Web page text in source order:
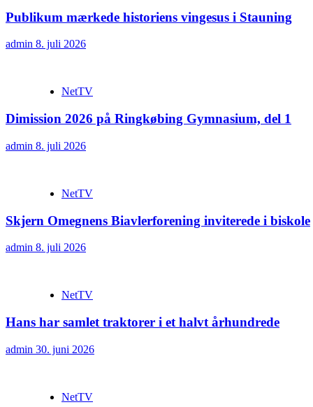
Publikum mærkede historiens vingesus i Stauning
admin 8. juli 2026
NetTV
Dimission 2026 på Ringkøbing Gymnasium, del 1
admin 8. juli 2026
NetTV
Skjern Omegnens Biavlerforening inviterede i biskole
admin 8. juli 2026
NetTV
Hans har samlet traktorer i et halvt århundrede
admin 30. juni 2026
NetTV